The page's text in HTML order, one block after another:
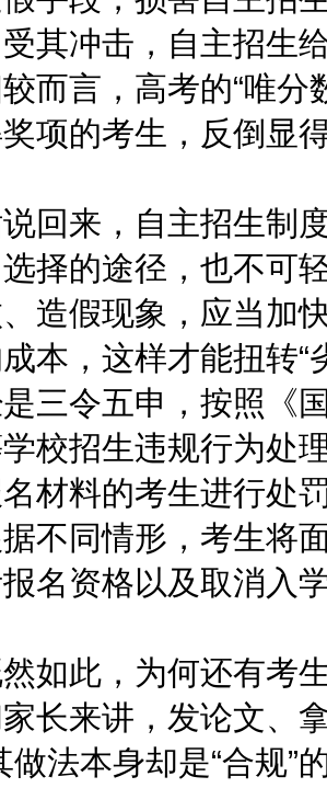
其冲击，自主招生
而言，高考的“唯
项的考生，反倒显
来，自主招生制度
择的途径，也不可
造假现象，应当加
本，这样才能扭转“
三令五申，按照《
校招生违规行为处
材料的考生进行处
不同情形，考生将
名资格以及取消入
此，为何还有考生
长来讲，发论文、
做法本身却是“合规”